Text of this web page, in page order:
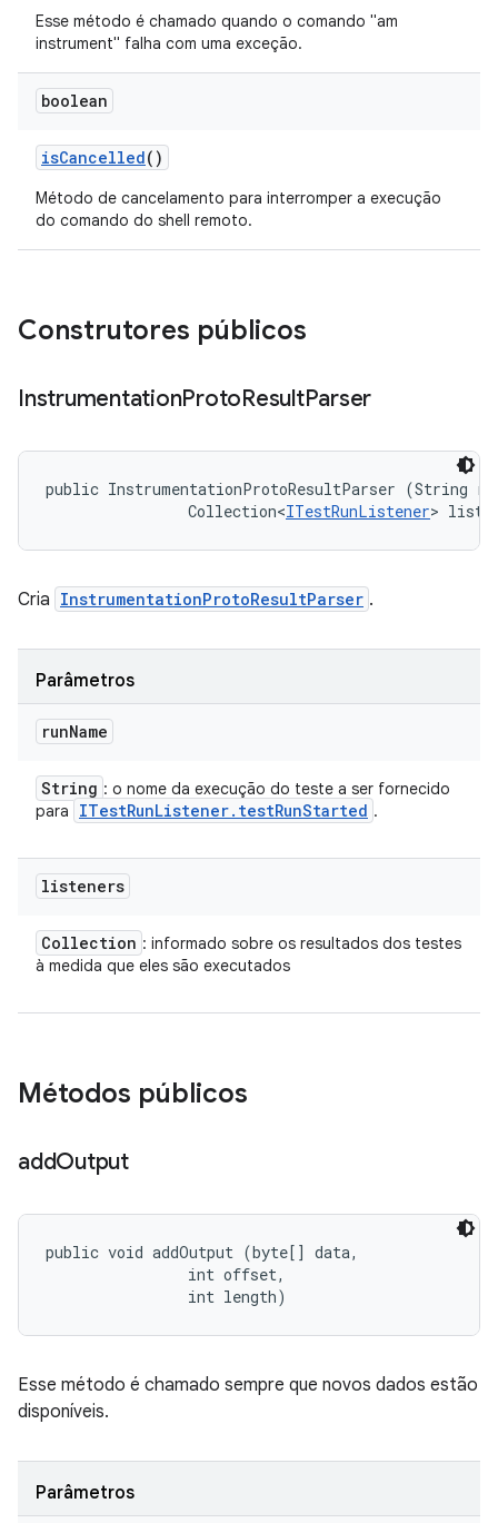
Esse método é chamado quando o comando "am
instrument" falha com uma exceção.
boolean
isCancelled()
Método de cancelamento para interromper a execução
do comando do shell remoto.
Construtores públicos
InstrumentationProtoResultParser
public InstrumentationProtoResultParser (String
                Collection<
ITestRunListener>
Cria InstrumentationProtoResultParser .
Parâmetros
runName
String : o nome da execução do teste a ser fornecido
para
ITestRunListener. testRunStarted .
listeners
Collection : informado sobre os resultados dos testes
à medida que eles são executados
Métodos públicos
addOutput
public void addOutput (byte[] data,
                int offset,
                int length)
Esse método é chamado sempre que novos dados estão
disponíveis.
Parâmetros